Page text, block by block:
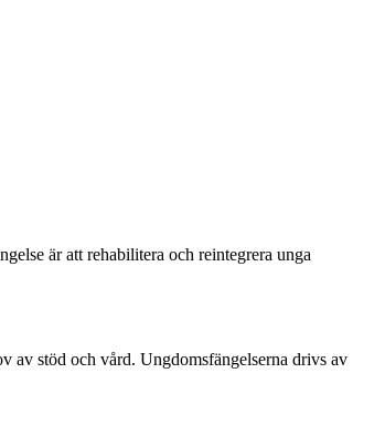
är att rehabilitera och reintegrera unga
av stöd och vård. Ungdomsfängelserna drivs av